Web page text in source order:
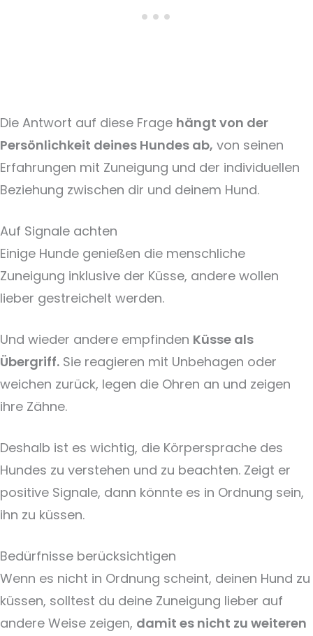
Die Antwort auf diese Frage hängt von der
Persönlichkeit deines Hundes ab, von seinen
Erfahrungen mit Zuneigung und der individuellen
Beziehung zwischen dir und deinem Hund.
Auf Signale achten
Einige Hunde genießen die menschliche
Zuneigung inklusive der Küsse, andere wollen
lieber gestreichelt werden.
Und wieder andere empfinden Küsse als
Übergriff. Sie reagieren mit Unbehagen oder
weichen zurück, legen die Ohren an und zeigen
ihre Zähne.
Deshalb ist es wichtig, die Körpersprache des
Hundes zu verstehen und zu beachten. Zeigt er
positive Signale, dann könnte es in Ordnung sein,
ihn zu küssen.
Bedürfnisse berücksichtigen
Wenn es nicht in Ordnung scheint, deinen Hund zu
küssen, solltest du deine Zuneigung lieber auf
andere Weise zeigen, damit es nicht zu weiteren